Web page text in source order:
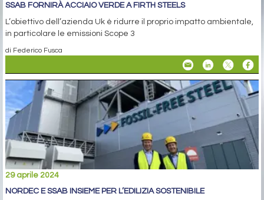
SSAB FORNIRÀ ACCIAIO VERDE A FIRTH STEELS
L’obiettivo dell’azienda Uk è ridurre il proprio impatto ambientale,
in particolare le emissioni Scope 3
di Federico Fusca
29 aprile 2024
NORDEC E SSAB INSIEME PER L’EDILIZIA SOSTENIBILE